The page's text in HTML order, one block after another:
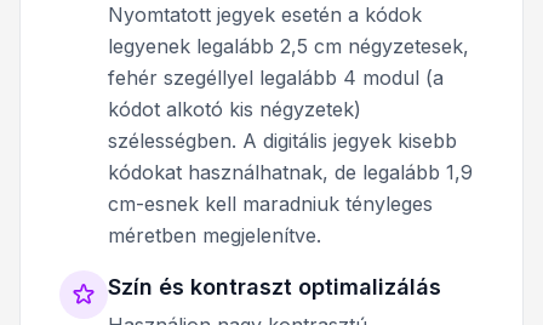
Nyomtatott jegyek esetén a kódok
legyenek legalább 2,5 cm négyzetesek,
fehér szegéllyel legalább 4 modul (a
kódot alkotó kis négyzetek)
szélességben. A digitális jegyek kisebb
kódokat használhatnak, de legalább 1,9
cm-esnek kell maradniuk tényleges
méretben megjelenítve.
Szín és kontraszt optimalizálás